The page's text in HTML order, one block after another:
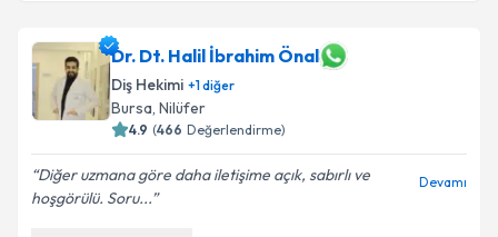
Dr. Dt. Halil İbrahim Önal
Diş Hekimi +1diğer
Bursa, Nilüfer
4.9 (466 Değerlendirme)
Diğer uzmana göre daha iletişime açık, sabırlı ve
hoşgörülü. Soru...
Devamı